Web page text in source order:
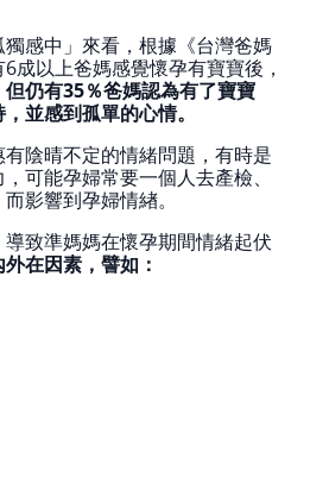
感中」來看，根據《台灣爸媽
成以上爸媽感覺懷孕有寶寶後，
但仍有35％爸媽認為有了寶寶
並感到孤單的心情。
陰晴不定的情緒問題，有時是
可能孕婦常要一個人去產檢、
影響到孕婦情緖。
致準媽媽在懷孕期間情緒起伏
在因素，譬如：